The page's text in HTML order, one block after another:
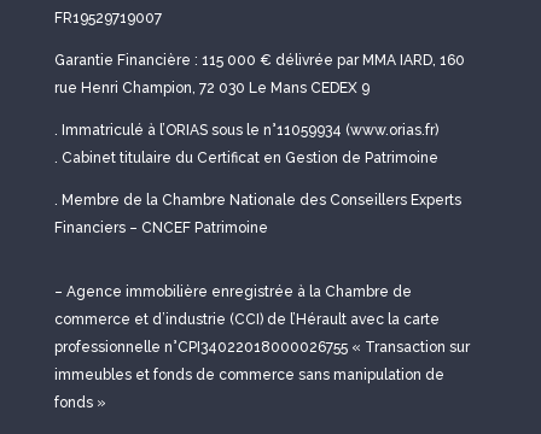
FR19529719007
Garantie Financière : 115 000 € délivrée par MMA IARD, 160
rue Henri Champion, 72 030 Le Mans CEDEX 9
. Immatriculé à l’ORIAS sous le n°11059934 (www.orias.fr)
. Cabinet titulaire du Certificat en Gestion de Patrimoine
. Membre de la Chambre Nationale des Conseillers Experts
Financiers – CNCEF Patrimoine
– Agence immobilière enregistrée à la Chambre de
commerce et d’industrie (CCI) de l’Hérault avec la carte
professionnelle n°CPI34022018000026755 « Transaction sur
immeubles et fonds de commerce sans manipulation de
fonds »